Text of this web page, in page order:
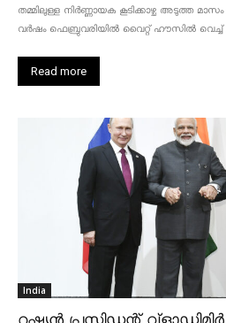
തമ്മിലുള്ള നിർണ്ണായക കൂടിക്കാഴ്ച അടുത്ത
വർഷം ഫെബ്രുവരിയിൽ വൈറ്റ് ഹൗസിൽ വെച്ച്
Read more
India